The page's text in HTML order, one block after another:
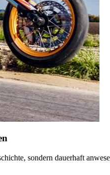
sondern dauerhaft